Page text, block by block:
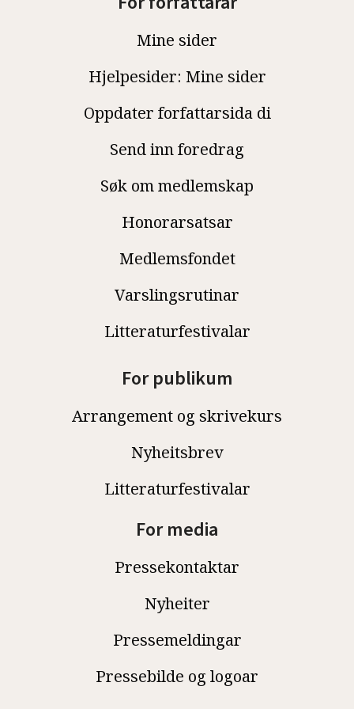
Mine sider
Hjelpesider: Mine sider
Oppdater forfattarsida di
Send inn foredrag
Søk om medlemskap
Honorarsatsar
Medlemsfondet
Varslingsrutinar
Litteraturfestivalar
For publikum
Arrangement og skrivekurs
Nyheitsbrev
Litteraturfestivalar
For media
Pressekontaktar
Nyheiter
Pressemeldingar
Pressebilde og logoar